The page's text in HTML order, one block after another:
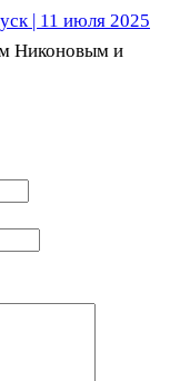
| 11 июля 2025
Никоновым и